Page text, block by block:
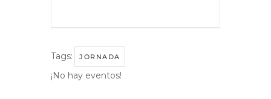
Tags: JORNADA
¡No hay eventos!